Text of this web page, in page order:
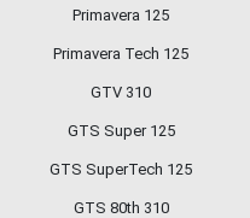
Primavera 125
Primavera Tech 125
GTV 310
GTS Super 125
GTS SuperTech 125
GTS 80th 310